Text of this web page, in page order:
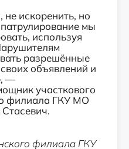
искоренить, но
мы
используя
разрешённые
объявлений и
—
участкового
филиала ГКУ МО
филиала ГКУ